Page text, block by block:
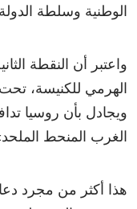
الوطنية وسلطة الدولة
واعتبر أن النقطة
الهرمي للكنيسة،
ويجادل بأن روسيا
الغرب المنحط الملحد
هذا أكثر من مجرد